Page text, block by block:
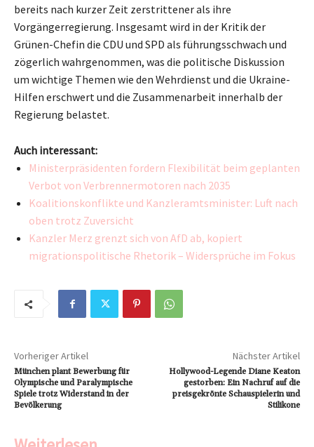
bereits nach kurzer Zeit zerstrittener als ihre
Vorgängerregierung. Insgesamt wird in der Kritik der
Grünen-Chefin die CDU und SPD als führungsschwach und
zögerlich wahrgenommen, was die politische Diskussion
um wichtige Themen wie den Wehrdienst und die Ukraine-
Hilfen erschwert und die Zusammenarbeit innerhalb der
Regierung belastet.
Auch interessant:
Ministerpräsidenten fordern Flexibilität beim geplanten
Verbot von Verbrennermotoren nach 2035
Koalitionskonflikte und Kanzleramtsminister: Luft nach
oben trotz Zuversicht
Kanzler Merz grenzt sich von AfD ab, kopiert
migrationspolitische Rhetorik – Widersprüche im Fokus
Vorheriger Artikel
München plant Bewerbung für
Olympische und Paralympische
Spiele trotz Widerstand in der
Bevölkerung
Nächster Artikel
Hollywood-Legende Diane Keaton
gestorben: Ein Nachruf auf die
preisgekrönte Schauspielerin und
Stilikone